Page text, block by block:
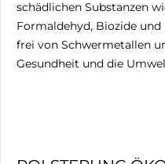
schädlichen Substanzen
Formaldehyd, Biozide
frei von Schwermetallen
Gesundheit und die